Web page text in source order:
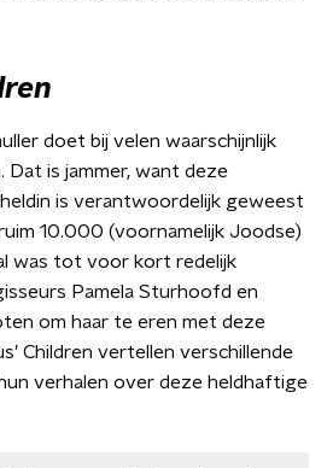
doet bij velen waarschijnlijk
Dat is jammer, want deze
is verantwoordelijk geweest
10.000 (voornamelijk Joodse)
was tot voor kort redelijk
Pamela Sturhoofd en
om haar te eren met deze
Children vertellen verschillende
verhalen over deze heldhaftige